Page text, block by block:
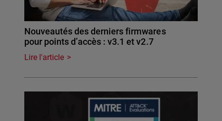
Nouveautés des derniers firmwares
pour points d’accès : v3.1 et v2.7
Lire l'article